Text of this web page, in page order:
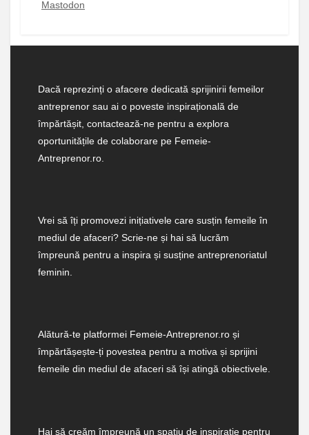
Mastodon
Dacă reprezinți o afacere dedicată sprijinirii femeilor
antreprenor sau ai o poveste inspirațională de
împărtășit, contactează-ne pentru a explora
oportunitățile de colaborare pe Femeie-
Antreprenor.ro.
Vrei să îți promovezi inițiativele care susțin femeile în
mediul de afaceri? Scrie-ne și hai să lucrăm
împreună pentru a inspira și susține antreprenoriatul
feminin.
Alătură-te platformei Femeie-Antreprenor.ro și
împărtășește-ți povestea pentru a motiva și sprijini
femeile din mediul de afaceri să își atingă obiectivele.
Hai să creăm împreună un spațiu de inspirație pentru